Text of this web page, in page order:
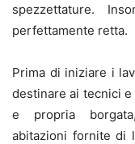
spezzettature.
perfettamente retta.
Prima di iniziare i
destinare ai tecnici
e propria
abitazioni fornite di